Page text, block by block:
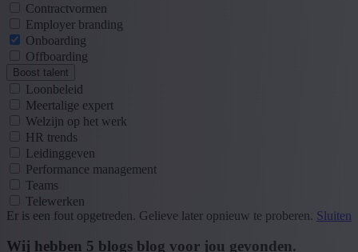
Contractvormen
Employer branding
Onboarding
Offboarding
Boost talent
Loonbeleid
Meertalige expert
Welzijn op het werk
HR trends
Leidinggeven
Performance management
Teams
Telewerken
Er is een fout opgetreden. Gelieve later opnieuw te proberen. Sluiten
Wij hebben 5 blogs blog voor jou gevonden.